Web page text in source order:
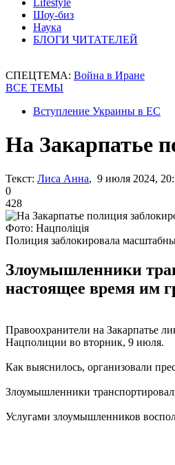
Lifestyle
Шоу-биз
Наука
БЛОГИ ЧИТАТЕЛЕЙ
СПЕЦТЕМА: Война в Иране
ВСЕ ТЕМЫ
Вступление Украины в ЕС
На Закарпатье
Текст: Лиса Анна, 9 июля 2024,
0
428
Фото: Нацполіція
Полиция заблокировала
Злоумышленники
настоящее время им
Правоохранители на Закарпатье
Нацполиции во вторник, 9 июля.
Как выяснилось, организовали
Злоумышленники
Услугами злоумышленников